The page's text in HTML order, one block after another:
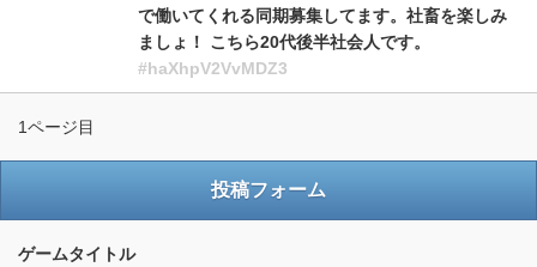
で働いてくれる同期募集してます。社畜を楽しみ
ましょ！ こちら20代後半社会人です。
#haXhpV2VvMDZ3
1ページ目
投稿フォーム
ゲームタイトル